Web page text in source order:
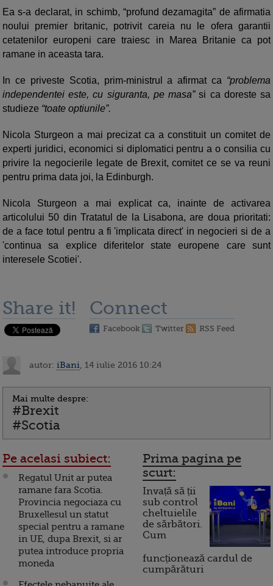
Ea s-a declarat, in schimb, “profund dezamagita” de afirmatia
noului premier britanic, potrivit careia nu le ofera garantii
cetatenilor europeni care traiesc in Marea Britanie ca pot
ramane in aceasta tara.
In ce priveste Scotia, prim-ministrul a afirmat ca “problema
independentei este, cu siguranta, pe masa”si ca doreste sa
studieze “toate optiunile”.
Nicola Sturgeon a mai precizat ca a constituit un comitet de
experti juridici, economici si diplomatici pentru a o consilia cu
privire la negocierile legate de Brexit, comitet ce se va reuni
pentru prima data joi, la Edinburgh.
Nicola Sturgeon a mai explicat ca, inainte de activarea
articolului 50 din Tratatul de la Lisabona, are doua prioritati:
de a face totul pentru a fi 'implicata direct' in negocieri si de a
'continua sa explice diferitelor state europene care sunt
interesele Scotiei'.
Share it! Connect
Facebook Twitter RSS Feed
autor: iBani , 14 iulie 2016 10:24
Mai multe despre:
#Brexit
#Scotia
Pe acelasi subiect:
Regatul Unit ar putea
ramane fara Scotia.
Provincia negociaza cu
Bruxellesul un statut
special pentru a ramane
in UE, dupa Brexit, si ar
putea introduce propria
moneda
Prima pagina pe
scurt:
Invață să ții
sub control
cheltuielile
de sărbători.
Cum
funcționează cardul de
cumpărături